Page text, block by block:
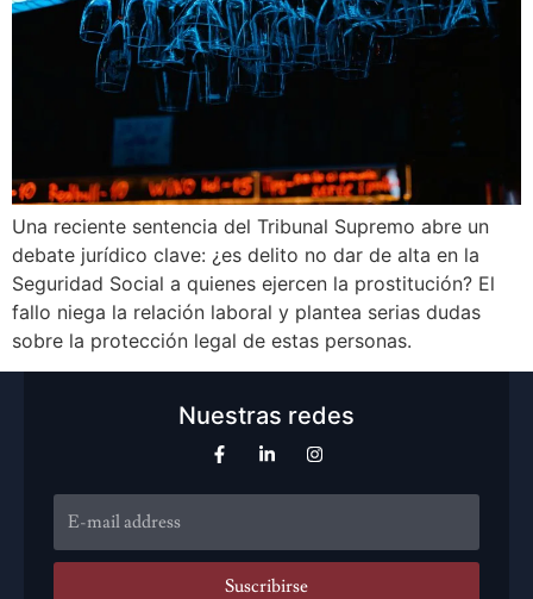
Una reciente sentencia del Tribunal Supremo abre un
debate jurídico clave: ¿es delito no dar de alta en la
Seguridad Social a quienes ejercen la prostitución? El
fallo niega la relación laboral y plantea serias dudas
sobre la protección legal de estas personas.
Nuestras redes
Suscribirse